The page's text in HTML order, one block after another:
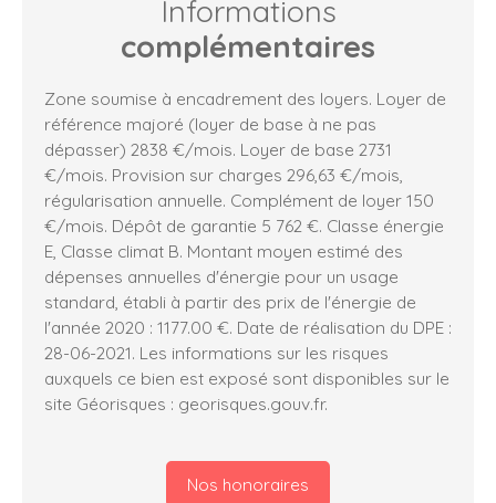
Informations
complémentaires
Zone soumise à encadrement des loyers. Loyer de
référence majoré (loyer de base à ne pas
dépasser) 2838 €/mois. Loyer de base 2731
€/mois. Provision sur charges 296,63 €/mois,
régularisation annuelle. Complément de loyer 150
€/mois. Dépôt de garantie 5 762 €. Classe énergie
E, Classe climat B. Montant moyen estimé des
dépenses annuelles d'énergie pour un usage
standard, établi à partir des prix de l'énergie de
l'année 2020 : 1177.00 €. Date de réalisation du DPE :
28-06-2021. Les informations sur les risques
auxquels ce bien est exposé sont disponibles sur le
site Géorisques : georisques.gouv.fr.
Nos honoraires